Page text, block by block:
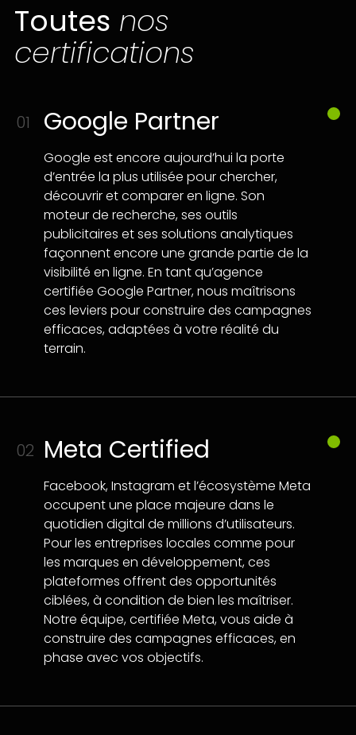
Toutes nos
certifications
01 Google Partner
Google est encore aujourd’hui la porte
d’entrée la plus utilisée pour chercher,
découvrir et comparer en ligne. Son
moteur de recherche, ses outils
publicitaires et ses solutions analytiques
façonnent encore une grande partie de la
visibilité en ligne. En tant qu’agence
certifiée Google Partner, nous maîtrisons
ces leviers pour construire des campagnes
efficaces, adaptées à votre réalité du
terrain.
02 Meta Certified
Facebook, Instagram et l’écosystème Meta
occupent une place majeure dans le
quotidien digital de millions d’utilisateurs.
Pour les entreprises locales comme pour
les marques en développement, ces
plateformes offrent des opportunités
ciblées, à condition de bien les maîtriser.
Notre équipe, certifiée Meta, vous aide à
construire des campagnes efficaces, en
phase avec vos objectifs.